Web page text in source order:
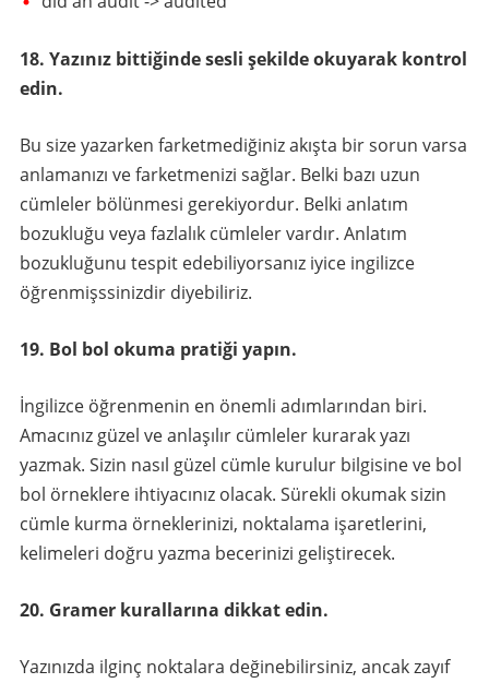
18. Yazınız bittiğinde sesli şekilde okuyarak kontrol
edin.
Bu size yazarken farketmediğiniz akışta bir sorun varsa
anlamanızı ve farketmenizi sağlar. Belki bazı uzun
cümleler bölünmesi gerekiyordur. Belki anlatım
bozukluğu veya fazlalık cümleler vardır. Anlatım
bozukluğunu tespit edebiliyorsanız iyice ingilizce
öğrenmişssinizdir diyebiliriz.
19. Bol bol okuma pratiği yapın.
İngilizce öğrenmenin en önemli adımlarından biri.
Amacınız güzel ve anlaşılır cümleler kurarak yazı
yazmak. Sizin nasıl güzel cümle kurulur bilgisine ve bol
bol örneklere ihtiyacınız olacak. Sürekli okumak sizin
cümle kurma örneklerinizi, noktalama işaretlerini,
kelimeleri doğru yazma becerinizi geliştirecek.
20. Gramer kurallarına dikkat edin.
Yazınızda ilginç noktalara değinebilirsiniz, ancak zayıf